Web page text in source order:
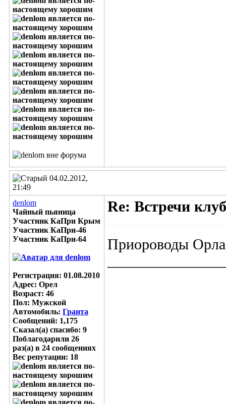
04.02.2012,
21:49
denlom
Чайный пьяница
Участник КаПри Крым
Участник КаПри-46
Участник КаПри-64
Регистрация: 01.08.2010
Адрес: Орел
Возраст: 46
Пол: Мужской
Автомобиль: Гранта
Сообщений: 1,175
Сказал(а) спасибо: 9
Поблагодарили 26
раз(а) в 24 сообщениях
Вес репутации: 18
Re: Встречи
Приороводы